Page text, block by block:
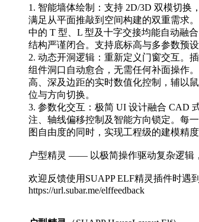
1. 智能墙体绘制：支持 2D/3D 双模切换
满足从平面推敲到空间构建的双重需求
中的 T 型、L 型及十字交接均能自动融
结构严谨闭合。支持底标高与多参数预
2. 动态开洞逻辑：重新定义门窗交互。
组件洞口自动愈合，无需任何补面操作
高、深及边距的实时数值化控制，辅以
位与方向切换。
3. 参数化交互：极简 UI 设计融合 CAD
注、轴线偏移控制及智能方向锁定。每
图自由度的同时，实现工程级的建模精度
户型精灵 —— 以极简操作驱动复杂逻辑
欢迎反馈使用SUAPP ELF精灵插件时遇
https://url.subar.me/elffeedback